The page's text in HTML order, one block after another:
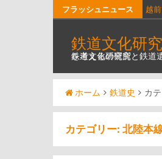
ツ
ス
ッ
フラッシュニュース 越
ホ
瓦
南
奈
鉄道文化研
鉄道文化の研究と鉄道遺産を生かしたまちづくりを考える研究所
ホーム 鉄道史 カ
カテゴリー: 北陸本